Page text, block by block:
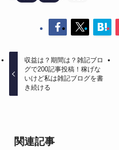
収益は？期間は？雑記ブロ
グで200記事投稿！稼げな
いけど私は雑記ブログを書
き続ける
関連記事